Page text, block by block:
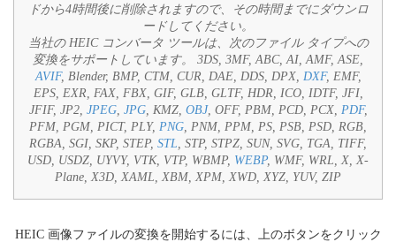
ドから4時間後に削除されますので、その時間までにダウンロ
ードしてください。
当社の HEIC コンバータ ツールは、次のファイル タイプへの
変換をサポートしています。 3DS, 3MF, ABC, AI, AMF, ASE,
AVIF, Blender, BMP, CTM, CUR, DAE, DDS, DPX, DXF, EMF,
EPS, EXR, FAX, FBX, GIF, GLB, GLTF, HDR, ICO, IDTF, JFI,
JFIF, JP2, JPEG, JPG, KMZ, OBJ, OFF, PBM, PCD, PCX, PDF,
PFM, PGM, PICT, PLY, PNG, PNM, PPM, PS, PSB, PSD, RGB,
RGBA, SGI, SKP, STEP, STL, STP, STPZ, SUN, SVG, TGA, TIFF,
USD, USDZ, UYVY, VTK, VTP, WBMP, WEBP, WMF, WRL, X, X-
Plane, X3D, XAML, XBM, XPM, XWD, XYZ, YUV, ZIP
HEIC 画像ファイルの変換を開始するには、上のボタンをクリック